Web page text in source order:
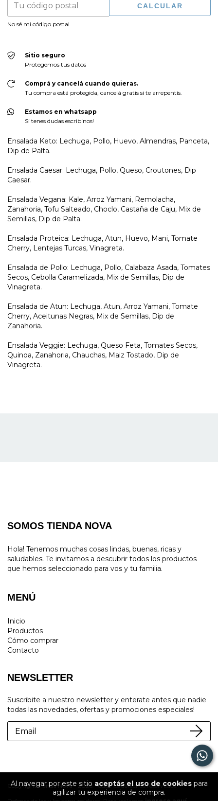
Al navegar por este sitio aceptás el uso de cookiespara
agilizar tu experiencia de compra.
CALCULAR
No sé mi código postal
Sitio seguro
Protegemos tus datos
Comprá y cancelá cuando quieras.
Tu compra está protegida, cancelá gratis si te arrepentís.
Estamos en whatsapp
Si tenes dudas escribinos!
Ensalada Keto: Lechuga, Pollo, Huevo, Almendras, Panceta,
Dip de Palta.
Ensalada Caesar: Lechuga, Pollo, Queso, Croutones, Dip
Caesar.
Ensalada Vegana: Kale, Arroz Yamani, Remolacha,
Zanahoria, Tofu Salteado, Choclo, Castaña de Caju, Mix de
Semillas, Dip de Palta.
Ensalada Proteica: Lechuga, Atun, Huevo, Mani, Tomate
Cherry, Lentejas Turcas, Vinagreta.
Ensalada de Pollo: Lechuga, Pollo, Calabaza Asada, Tomates
Secos, Cebolla Caramelizada, Mix de Semillas, Dip de
Vinagreta.
Ensalada de Atun: Lechuga, Atun, Arroz Yamani, Tomate
Cherry, Aceitunas Negras, Mix de Semillas, Dip de
Zanahoria.
Ensalada Veggie: Lechuga, Queso Feta, Tomates Secos,
Quinoa, Zanahoria, Chauchas, Maiz Tostado, Dip de
Vinagreta.
SOMOS TIENDA NOVA
Hola! Tenemos muchas cosas lindas, buenas, ricas y
saludables. Te invitamos a descubrir todos los productos
que hemos seleccionado para vos y tu familia.
MENÚ
Inicio
Productos
Cómo comprar
Contacto
NEWSLETTER
Suscribite a nuestro newsletter y enterate antes que nadie
todas las novedades, ofertas y promociones especiales!
Copyright Tienda Nova - 2026. Todos los derechos reservados.